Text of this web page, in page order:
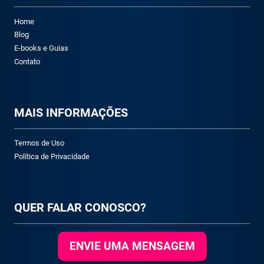
Home
Blog
E-books e Guias
Contato
MAIS INFORMAÇÕES
Termos de Uso
Política de Privacidade
QUER FALAR CONOSCO?
ENVIE UMA MENSAGEM